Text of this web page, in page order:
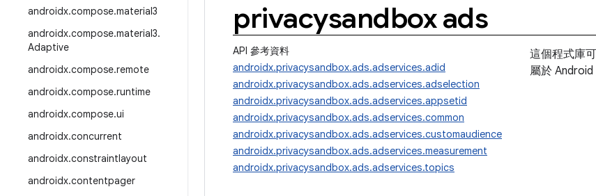
androidx.compose.material3
androidx.compose.material3.
Adaptive
androidx.compose.remote
androidx.compose.runtime
androidx.compose.ui
androidx.concurrent
androidx.constraintlayout
androidx.contentpager
privacysandbox ads
API 參考資料
androidx.privacysandbox.ads.adservices.adid
androidx.privacysandbox.ads.adservices.adselection
androidx.privacysandbox.ads.adservices.appsetid
androidx.privacysandbox.ads.adservices.common
androidx.privacysandbox.ads.adservices.customaudience
androidx.privacysandbox.ads.adservices.measurement
androidx.privacysandbox.ads.adservices.topics
這個程式庫
屬於 Android